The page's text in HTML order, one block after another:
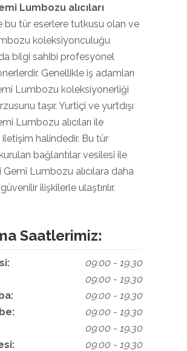
Lumbozu alıcıları
bu tür eserlere tutkusu olan ve
koleksiyonculuğu
bilgi sahibi profesyonel
Genellikle iş adamları
Lumbozu koleksiyonerliği
taşır. Yurtiçi ve yurtdışı
Lumbozu alıcıları ile
iletişim halindedir. Bu tür
kurulan bağlantılar vesilesi ile
Gemi Lumbozu alıcılara daha
ilişkilerle ulaştırılır.
Saatlerimiz:
09:00 - 19.30
09:00 - 19.30
09:00 - 19.30
09:00 - 19.30
09:00 - 19.30
09:00 - 19.30